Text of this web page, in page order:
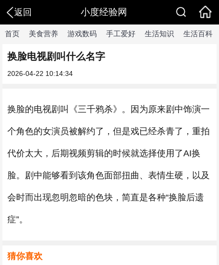
返回 小度经验网
首页 美食营养 游戏数码 手工爱好 生活知识 生活百科
换脸电视剧叫什么名字
2026-04-22 10:14:34
换脸的电视剧叫《三千鸦杀》。因为原来剧中饰演一
个角色的女演员被解约了，但是戏已经杀青了，重拍
代价太大，后期视频剪辑的时候就选择使用了AI换
脸。剧中能够看到该角色面部扭曲、表情生硬，以及
会时而出现忽明忽暗的色块，简直是各种“换脸后遗
症”。
猜你喜欢